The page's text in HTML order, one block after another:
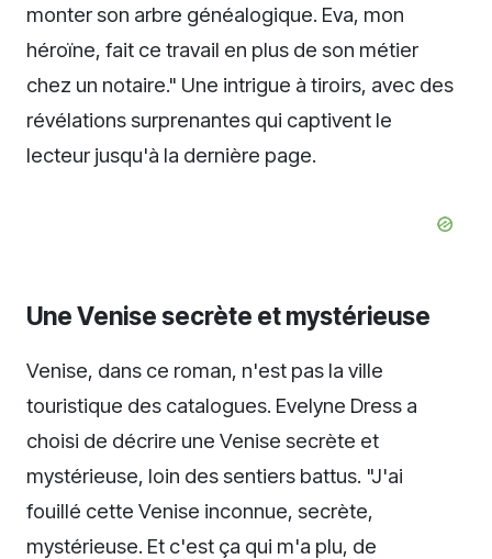
monter son arbre généalogique. Eva, mon
héroïne, fait ce travail en plus de son métier
chez un notaire." Une intrigue à tiroirs, avec des
révélations surprenantes qui captivent le
lecteur jusqu'à la dernière page.
Une Venise secrète et mystérieuse
Venise, dans ce roman, n'est pas la ville
touristique des catalogues. Evelyne Dress a
choisi de décrire une Venise secrète et
mystérieuse, loin des sentiers battus. "J'ai
fouillé cette Venise inconnue, secrète,
mystérieuse. Et c'est ça qui m'a plu, de